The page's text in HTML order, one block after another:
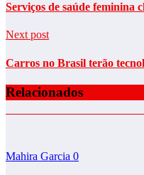
Serviços de saúde feminina
Next post
Carros no Brasil terão
Relacionados
Mahira Garcia 0